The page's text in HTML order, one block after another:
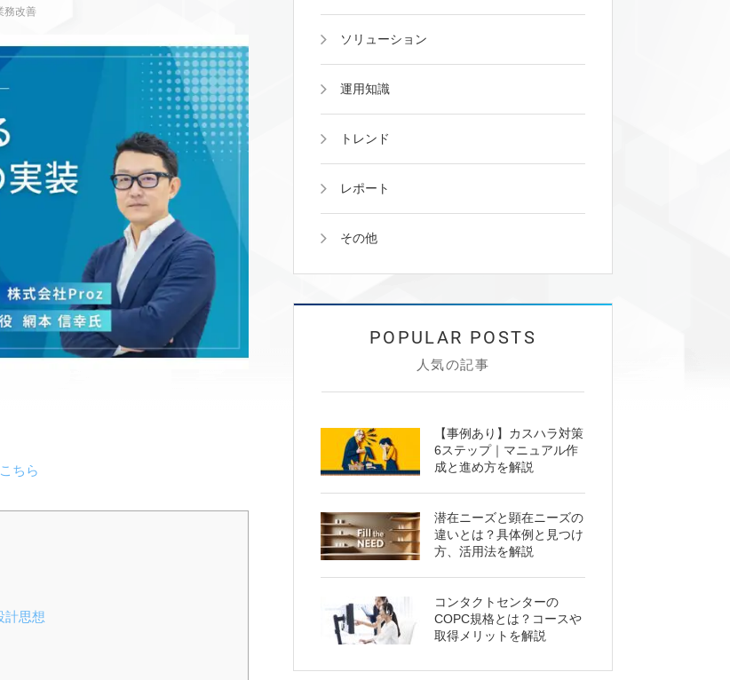
務改善
こちら
計思想
ソリューション
運用知識
トレンド
レポート
その他
人気の記事
【事例あり】カスハラ対策
6ステップ｜マニュアル作
成と進め方を解説
潜在ニーズと顕在ニーズの
違いとは？具体例と見つけ
方、活用法を解説
コンタクトセンターの
COPC規格とは？コースや
取得メリットを解説